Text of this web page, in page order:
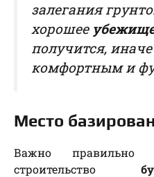
залегания
хорошее
получится,
комфортным и
Место
Важно правильно
строительство